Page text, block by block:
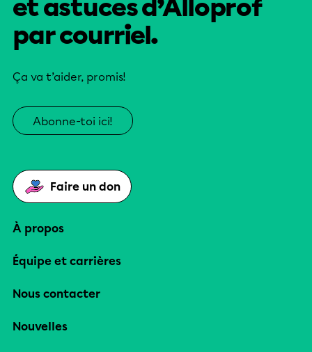
et astuces d’Alloprof
par courriel.
Ça va t’aider, promis!
Abonne-toi ici!
Faire un don
À propos
Équipe et carrières
Nous contacter
Nouvelles